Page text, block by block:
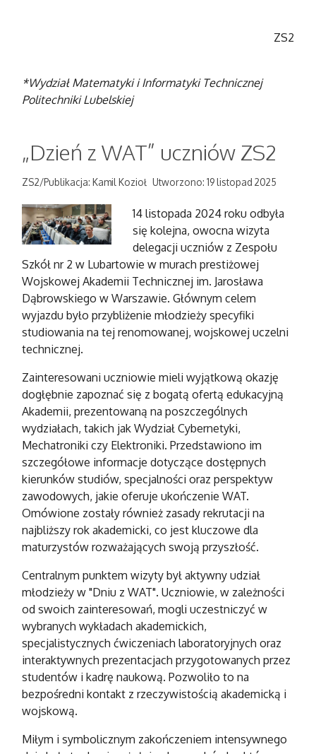
ZS2
*Wydział Matematyki i Informatyki Technicznej
Politechniki Lubelskiej
„Dzień z WAT” uczniów ZS2
ZS2/Publikacja: Kamil Kozioł Utworzono: 19 listopad 2025
14 listopada 2024 roku odbyła
się kolejna, owocna wizyta
delegacji uczniów z Zespołu
Szkół nr 2 w Lubartowie w murach prestiżowej
Wojskowej Akademii Technicznej im. Jarosława
Dąbrowskiego w Warszawie. Głównym celem
wyjazdu było przybliżenie młodzieży specyfiki
studiowania na tej renomowanej, wojskowej uczelni
technicznej.
Zainteresowani uczniowie mieli wyjątkową okazję
dogłębnie zapoznać się z bogatą ofertą edukacyjną
Akademii, prezentowaną na poszczególnych
wydziałach, takich jak Wydział Cybernetyki,
Mechatroniki czy Elektroniki. Przedstawiono im
szczegółowe informacje dotyczące dostępnych
kierunków studiów, specjalności oraz perspektyw
zawodowych, jakie oferuje ukończenie WAT.
Omówione zostały również zasady rekrutacji na
najbliższy rok akademicki, co jest kluczowe dla
maturzystów rozważających swoją przyszłość.
Centralnym punktem wizyty był aktywny udział
młodzieży w "Dniu z WAT". Uczniowie, w zależności
od swoich zainteresowań, mogli uczestniczyć w
wybranych wykładach akademickich,
specjalistycznych ćwiczeniach laboratoryjnych oraz
interaktywnych prezentacjach przygotowanych przez
studentów i kadrę naukową. Pozwoliło to na
bezpośredni kontakt z rzeczywistością akademicką i
wojskową.
Miłym i symbolicznym zakończeniem intensywnego